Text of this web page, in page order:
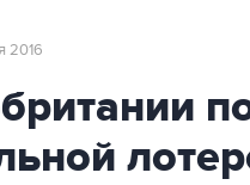
2016